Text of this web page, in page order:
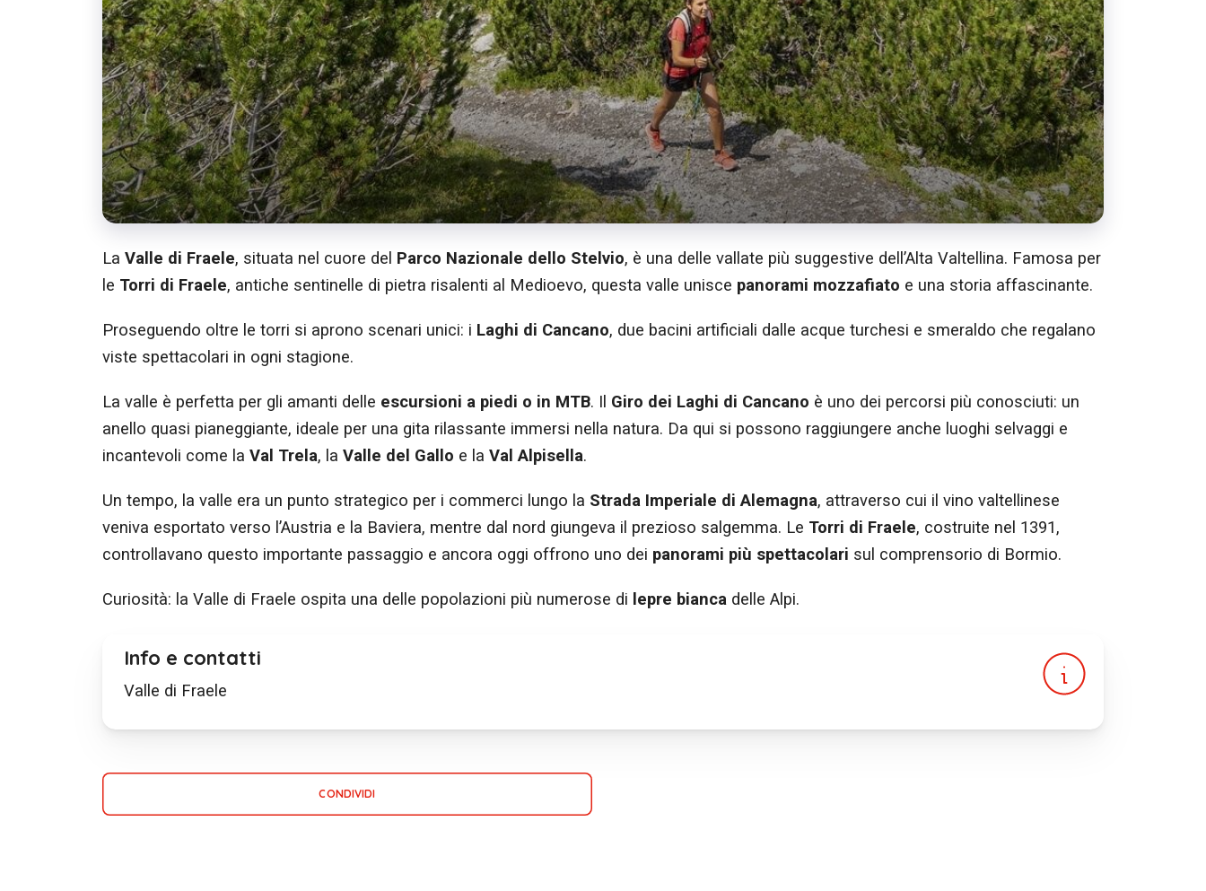
La Valle di Fraele, situata nel cuore del Parco Nazionale dello Stelvio, è una delle vallate più suggestive dell’Alta Valtellina. Famosa per
le Torri di Fraele, antiche sentinelle di pietra risalenti al Medioevo, questa valle unisce panorami mozzafiato e una storia affascinante.
Proseguendo oltre le torri si aprono scenari unici: i Laghi di Cancano, due bacini artificiali dalle acque turchesi e smeraldo che regalano
viste spettacolari in ogni stagione.
La valle è perfetta per gli amanti delle escursioni a piedi o in MTB. Il Giro dei Laghi di Cancano è uno dei percorsi più conosciuti: un
anello quasi pianeggiante, ideale per una gita rilassante immersi nella natura. Da qui si possono raggiungere anche luoghi selvaggi e
incantevoli come la Val Trela, la Valle del Gallo e la Val Alpisella.
Un tempo, la valle era un punto strategico per i commerci lungo la Strada Imperiale di Alemagna, attraverso cui il vino valtellinese
veniva esportato verso l’Austria e la Baviera, mentre dal nord giungeva il prezioso salgemma. Le Torri di Fraele, costruite nel 1391,
controllavano questo importante passaggio e ancora oggi offrono uno dei panorami più spettacolari sul comprensorio di Bormio.
Curiosità: la Valle di Fraele ospita una delle popolazioni più numerose di lepre bianca delle Alpi.
Info e contatti
Valle di Fraele
CONDIVIDI